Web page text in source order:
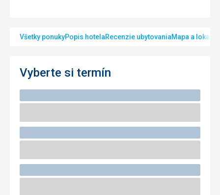
Všetky ponukyPopis hotelaRecenzie ubytovaniaMapa a lokalita
Vyberte si termín